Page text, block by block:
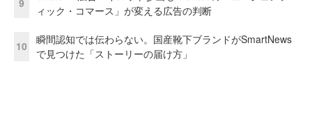
9
ィック・コマース」が変える広告の判断
10
瞬間認知では伝わらない。国産靴下ブランドがSmartNews
で見つけた「ストーリーの届け方」